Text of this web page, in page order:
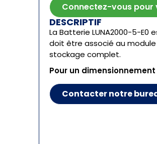
Connectez-vous pour
DESCRIPTIF
La Batterie LUNA2000-5-E0
doit être associé au
stockage complet.
Pour un
Contacter notre